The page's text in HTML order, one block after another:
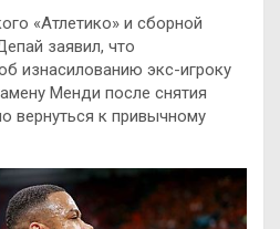
«Атлетико» и сборной
заявил, что
изнасилованию экс-игроку
Менди после снятия
вернуться к привычному